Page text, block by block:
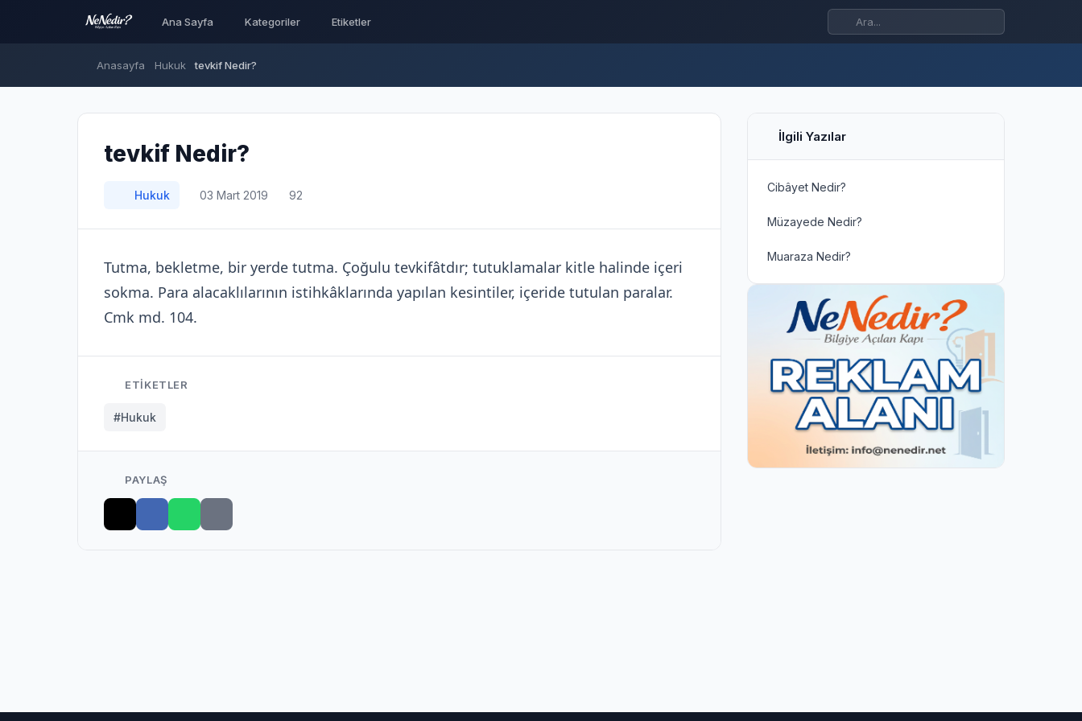
Ana Sayfa Kategoriler Etiketler
Anasayfa Hukuk tevkif Nedir?
tevkif Nedir?
Hukuk 03 Mart 2019 92
Tutma, bekletme, bir yerde tutma. Çoğulu tevkifâtdır; tutuklamalar kitle halinde içeri
sokma. Para alacaklılarının istihkâklarında yapılan kesintiler, içeride tutulan paralar.
Cmk md. 104.
ETIKETLER
#Hukuk
PAYLAŞ
İlgili Yazılar
Cibâyet Nedir?
Müzayede Nedir?
Muaraza Nedir?